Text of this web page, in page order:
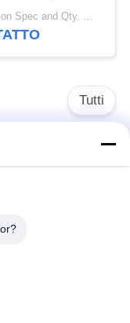
di allarme
del veicolo
Depend on Spec and Qty. MOQ:1000 PCS
Tutti
di
termico